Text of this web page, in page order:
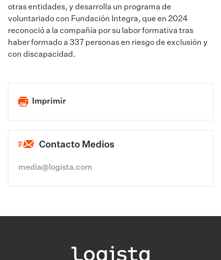
otras entidades, y desarrolla un programa de
voluntariado con Fundación Integra, que en 2024
reconoció a la compañía por su labor formativa tras
haber formado a 337 personas en riesgo de exclusión y
con discapacidad.
Imprimir
Contacto Medios
media@logista.com